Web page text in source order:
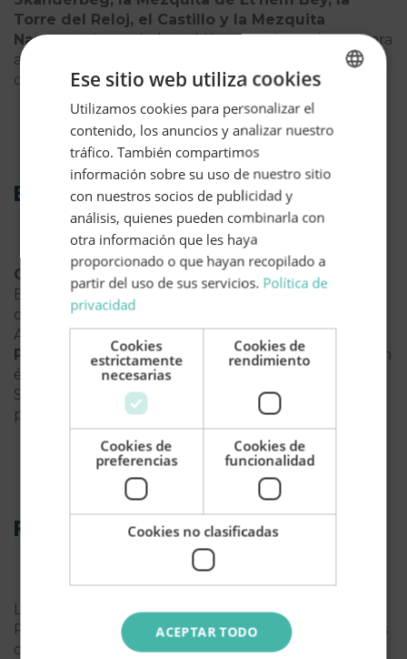
Torre del Reloj, el Castillo y la Mezquita
Namazga. La capital también es un buen lugar para
adentrarte en las tabernas tradicionales y probar la
deliciosa gastronomía albanesa.
Berat
Conocida como La Ciudad de las Mil Ventanas
Berat es una maravilla como pocas. Se sitúa a orillas
del río Osum y es la localidad más antigua de
Albania.Su casco antiguo está declarado
Patrimonio de la Humanidad por la UNESCO
y en
él podrás visitar la impresionante Iglesia de la
Santísima Trinidad, la Catedral de la Asunción y el
pintoresco barrio de Gorica.
Rivera Albanesa
La región soñada por los amantes de la playa. La
Rivera Albanesa es una zona comprendida entre las
ciudades de Vlöre y Ksamil que está repleta de
SPANISH
ENGLISH
Ese sitio web utiliza cookies
Utilizamos cookies para personalizar el
contenido, los anuncios y analizar nuestro
tráfico. También compartimos
información sobre su uso de nuestro sitio
con nuestros socios de publicidad y
análisis, quienes pueden combinarla con
otra información que les haya
proporcionado o que hayan recopilado a
partir del uso de sus servicios. Política de
privacidad
Cookies
estrictamente
necesarias
Cookies de
rendimiento
Cookies de
preferencias
Cookies de
funcionalidad
Cookies no clasificadas
ACEPTAR TODO